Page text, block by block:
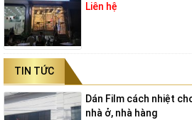
Liên hệ
TIN TỨC
Dán Film cách nhiệt
nhà ở, nhà hàng